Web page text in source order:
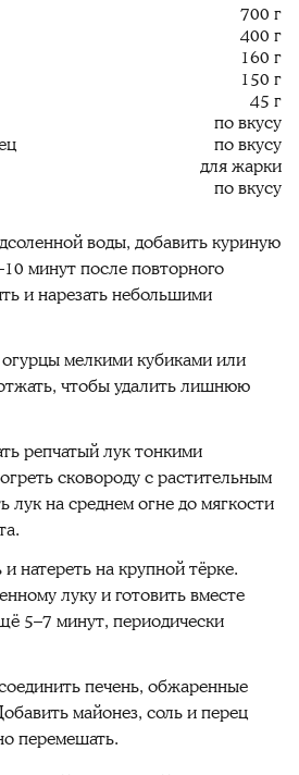
700 г
400 г
160 г
150 г
45 г
по вкусу
по вкусу
для жарки
по вкусу
воды, добавить куриную
минут после повторного
и нарезать небольшими
мелкими кубиками или
чтобы удалить лишнюю
репчатый лук тонкими
сковороду с растительным
лук на среднем огне до мягкости
натереть на крупной тёрке.
луку и готовить вместе
5–7 минут, периодически
печень, обжаренные
майонез, соль и перец
перемешать.